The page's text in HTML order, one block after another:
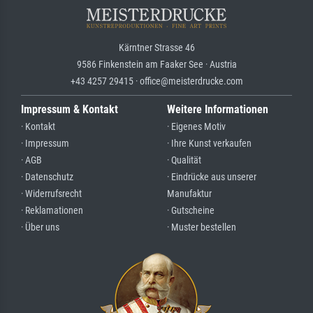
Kärntner Strasse 46
9586 Finkenstein am Faaker See · Austria
+43 4257 29415 · office@meisterdrucke.com
Impressum & Kontakt
· Kontakt
· Impressum
· AGB
· Datenschutz
· Widerrufsrecht
· Reklamationen
· Über uns
Weitere Informationen
· Eigenes Motiv
· Ihre Kunst verkaufen
· Qualität
· Eindrücke aus unserer
Manufaktur
· Gutscheine
· Muster bestellen